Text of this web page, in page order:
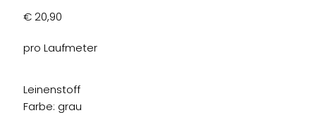
€20,90
pro Laufmeter
Leinenstoff
Farbe: grau